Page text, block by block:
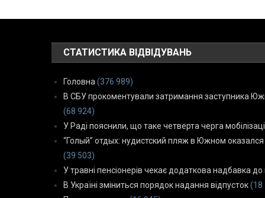
СТАТИСТИКА ВІДВІДУВАНЬ
Головна (376 989)
В СБУ прокоментували затримання заступника
(68 924)
У Раді пояснили, що таке четверта черга
“Голый” отдых: нудистский пляж в Южном
(39 503)
У травні пенсіонерів чекає додаткова надбавка до
В Україні зміниться порядок надання відпусток (18